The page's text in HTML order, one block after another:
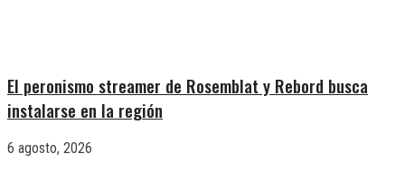
El peronismo streamer de Rosemblat y Rebord busca
instalarse en la región
6 agosto, 2026